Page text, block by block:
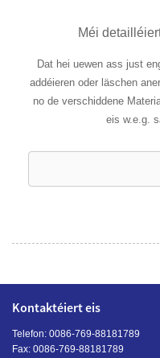
Méi
Dat hei uewen ass just
addéieren oder läschen
no de verschiddene
eis w.e.g.
Kontaktéiert eis
Telefon: 0086-769-88181789
Fax: 0086-769-88181789